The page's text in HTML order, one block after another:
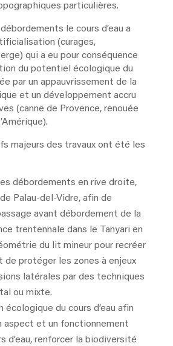
particulières.
le cours d’eau a
(curages,
qui a eu pour conséquence
du potentiel écologique du
par un appauvrissement de la
et un développement accru
(canne de Provence, renouée
majeurs des travaux ont été les
débordements en rive droite,
Palau-del-Vidre, afin de
avant débordement de la
trentennale dans le Tanyari en
du lit mineur pour recréer
de protéger les zones à enjeux
latérales par des techniques
ou mixte.
écologique du cours d’eau afin
aspect et un fonctionnement
d’eau, renforcer la biodiversité